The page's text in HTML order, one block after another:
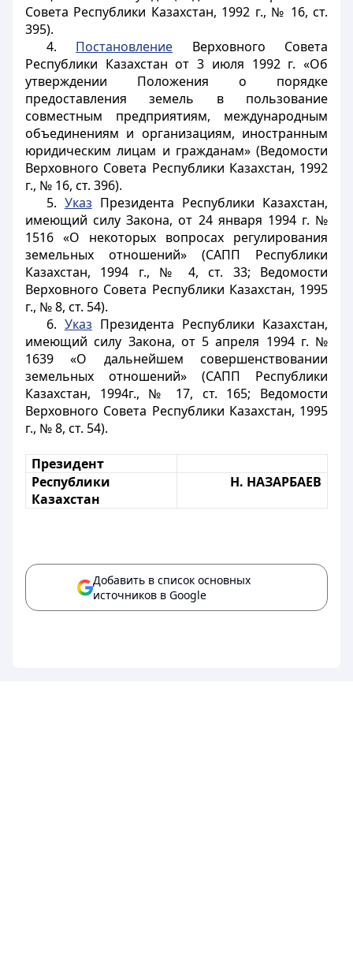
Совета Республики Казахстан, 1992 г., № 16, ст.
395).
4. Постановление Верховного Совета
Республики Казахстан от 3 июля 1992 г. «Об
утверждении Положения о порядке
предоставления земель в пользование
совместным предприятиям, международным
объединениям и организациям, иностранным
юридическим лицам и гражданам» (Ведомости
Верховного Совета Республики Казахстан, 1992
г., № 16, ст. 396).
5. Указ Президента Республики Казахстан,
имеющий силу Закона, от 24 января 1994 г. №
1516 «О некоторых вопросах регулирования
земельных отношений» (САПП Республики
Казахстан, 1994 г., № 4, ст. 33; Ведомости
Верховного Совета Республики Казахстан, 1995
г., № 8, ст. 54).
6. Указ Президента Республики Казахстан,
имеющий силу Закона, от 5 апреля 1994 г. №
1639 «О дальнейшем совершенствовании
земельных отношений» (САПП Республики
Казахстан, 1994г., № 17, ст. 165; Ведомости
Верховного Совета Республики Казахстан, 1995
г., № 8, ст. 54).
Президент
Республики
Казахстан
Н. НАЗАРБАЕВ
Добавить в список основных
источников в Google